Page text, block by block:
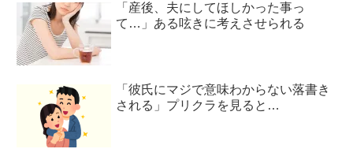
「産後、夫にしてほしかった事っ
て…」ある呟きに考えさせられる
「彼氏にマジで意味わからない落書き
される」プリクラを見ると…